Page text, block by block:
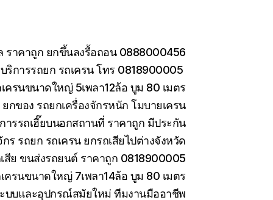
ราคาถูก ยกขึ้นลงรื้อถอน 0888000456
ริการรถยก รถเครน โทร 0818900005
ครนขนาดใหญ่ 5เพลา12ล้อ บูม 80 เมตร
กของ รถยกเครื่องจักรหนัก โมบายเครน
ารรถเฮี๊ยบนอกสถานที่ ราคาถูก มีประกัน
ร รถยก รถเครน ยกรถเสียไปต่างจังหวัด
สีย ขนส่งรถยนต์ ราคาถูก 0818900005
ครนขนาดใหญ่ 7เพลา14ล้อ บูม 80 เมตร
บบและอุปกรณ์สมัยใหม่ ทีมงานมืออาชีพ